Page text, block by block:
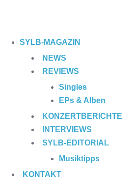
SYLB-MAGAZIN
NEWS
REVIEWS
Singles
EPs & Alben
KONZERTBERICHTE
INTERVIEWS
SYLB-EDITORIAL
Musiktipps
KONTAKT